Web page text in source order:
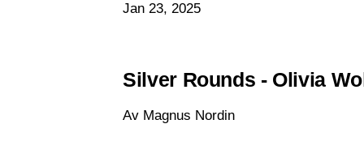
Jan 23, 2025
Silver Rounds - Olivia
Av Magnus Nordin